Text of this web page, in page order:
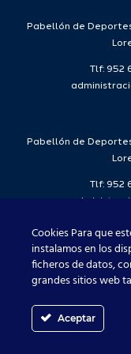
Pabellón de
Tlf: 952
Pabellón de
Tlf: 952
Cookies Para que
instalamos en los
ficheros de datos,
grandes sitios web
Aceptar